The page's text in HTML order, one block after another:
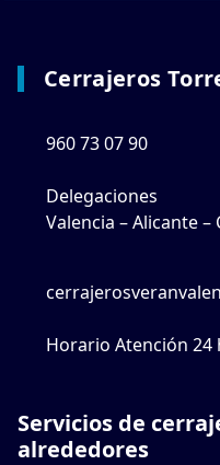
Cerrajeros
960 73 07 90
Delegaciones
Valencia – Alicante –
Horario Atención 24
Servicios de
alrededores